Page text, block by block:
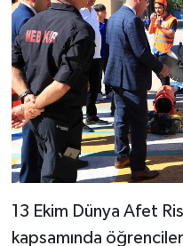
13 Ekim Dünya Afet
kapsamında